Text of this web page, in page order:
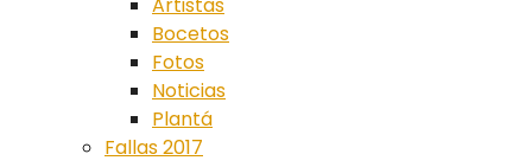
Bocetos
Fotos
Noticias
Plantá
Fallas 2017